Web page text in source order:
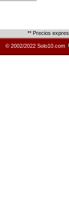
** Precios
© 2002/2022 Solo10.com